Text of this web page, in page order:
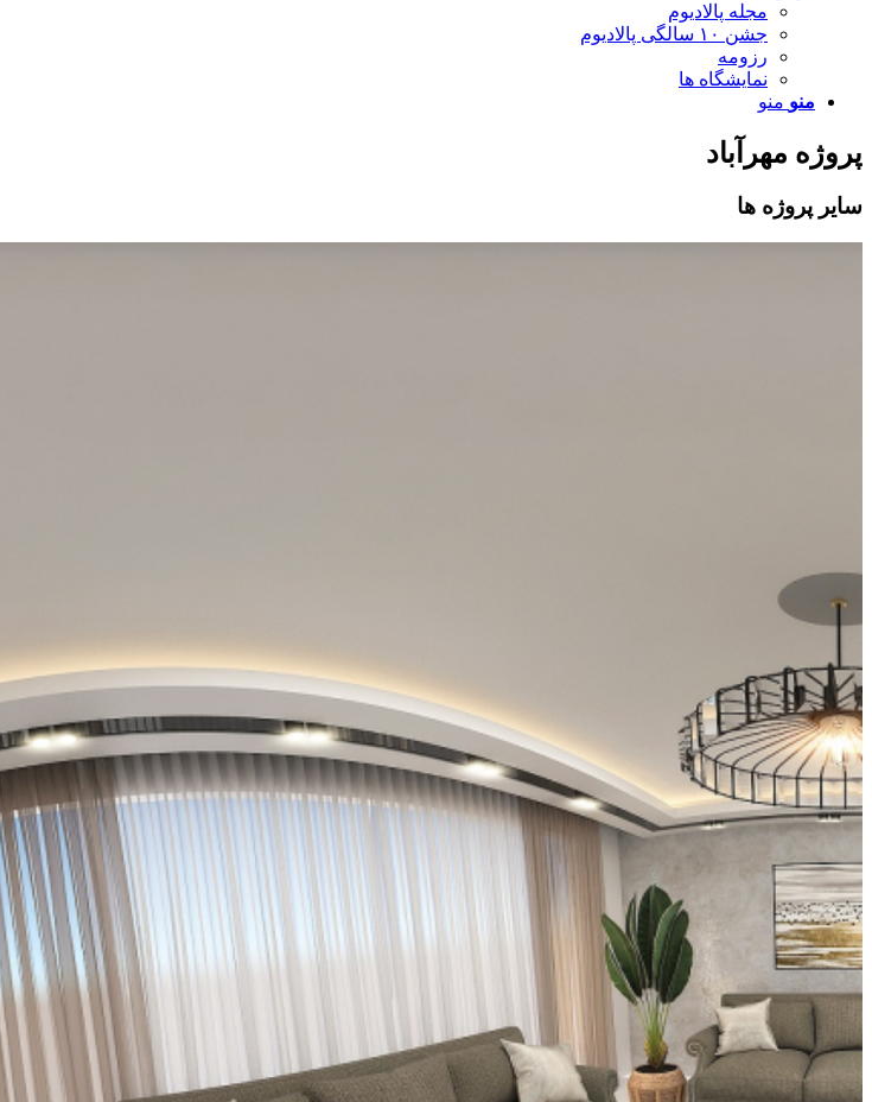
مجله پالادیوم
جشن ۱۰ سالگی پالادیوم
رزومه
نمایشگاه ها
منو منو
پروژه مهرآباد
سایر پروژه ها